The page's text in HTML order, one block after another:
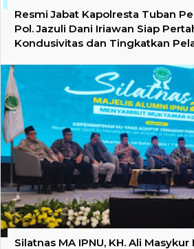
Resmi Jabat Kapolresta Tuban
Pol. Jazuli Dani Iriawan Siap
Kondusivitas dan Tingkatkan
Silatnas MA IPNU, KH. Ali